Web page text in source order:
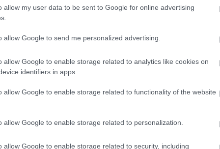
allow my user data to be sent to Google for online advertising
allow Google to send me personalized advertising.
allow Google to enable storage related to analytics like cookies on
identifiers in apps.
allow Google to enable storage related to functionality of the website
allow Google to enable storage related to personalization.
allow Google to enable storage related to security, including
ha már a héten megérkezne a hivatalos bejelentés.
az élőszereplős Így neveld a
15:12
teljesen ugyanazt és ugyanúgy kapjuk meg, mint amit
sárkányodat kritika – ha működik, ne
kép a szolgai másolat kifejezés mellett, akkor ennek a